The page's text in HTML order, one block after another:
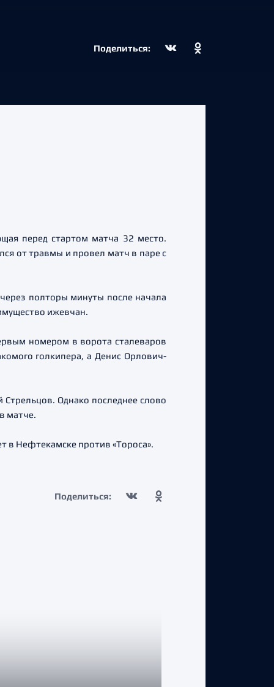
Поделиться:
перед стартом матча 32 место.
от травмы и провел матч в паре с
полторы минуты после начала
ижевчан.
номером в ворота сталеваров
голкипера, а Денис Орлович-
Стрельцов. Однако последнее слово
матче.
в Нефтекамске против «Тороса».
Поделиться: